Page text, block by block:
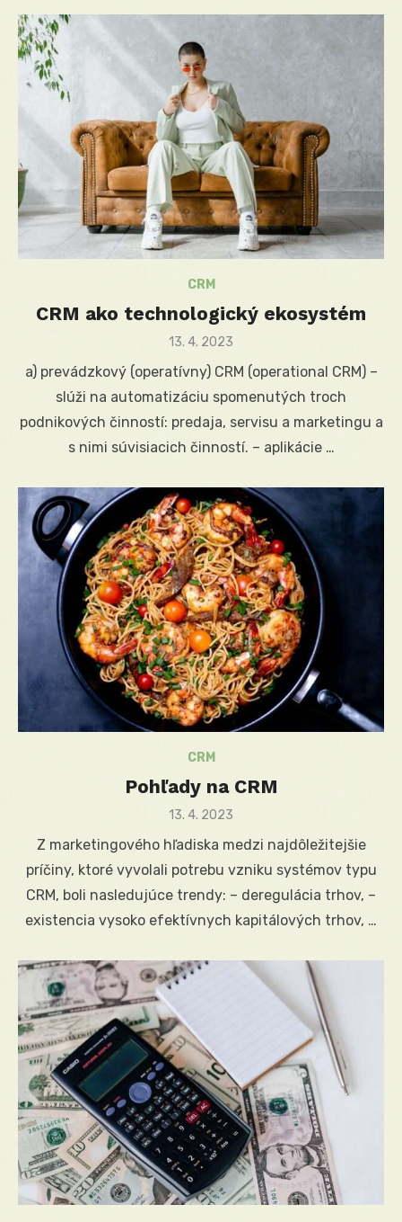
CRM
CRM ako technologický ekosystém
Posted
13. 4. 2023
a) prevádzkový (operatívny) CRM (operational CRM) –
slúži na automatizáciu spomenutých troch
podnikových činností: predaja, servisu a marketingu a
s nimi súvisiacich činností. – aplikácie …
CRM
Pohľady na CRM
Posted
13. 4. 2023
Z marketingového hľadiska medzi najdôležitejšie
príčiny, ktoré vyvolali potrebu vzniku systémov typu
CRM, boli nasledujúce trendy: – deregulácia trhov, –
existencia vysoko efektívnych kapitálových trhov, …